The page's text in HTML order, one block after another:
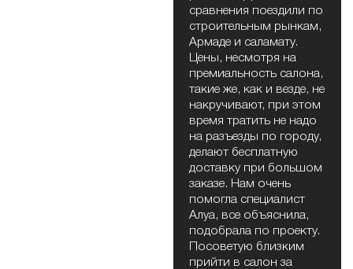
сравнения поездили по
строительным рынкам,
Армаде и саламату.
Цены, несмотря на
премиальность салона,
такие же, как и везде, не
накручивают, при этом
время тратить не надо
на разъезды по городу,
делают бесплатную
доставку при большом
заказе. Нам очень
помогла специалист
Алуа, все объяснила,
подобрала по проекту.
Посоветую близким
прийти в салон за